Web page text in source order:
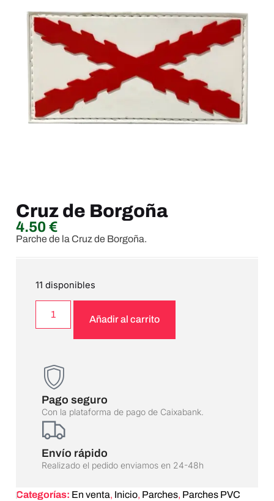
Cruz de Borgoña
4.50€
Parche de la Cruz de Borgoña.
11 disponibles
Añadir al carrito
Pago seguro
Con la plataforma de pago de Caixabank.
Envío rápido
Realizado el pedido enviamos en 24-48h
Categorías: En venta, Inicio, Parches, Parches PVC